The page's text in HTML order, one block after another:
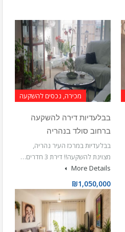
מכירה, נכסים להשקעה
בבלעדיות דירה להשקעה
ברחוב סולד בנהריה
בבלעדיות במרכז העיר נהריה,
מצוינת להשקעה!! דירת 3 חדרים…
More Details
₪1,050,000